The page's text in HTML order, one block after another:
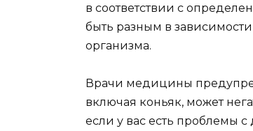
в соответствии с
быть разным в
организма.
Врачи медицины
включая коньяк, может
если у вас есть проблемы